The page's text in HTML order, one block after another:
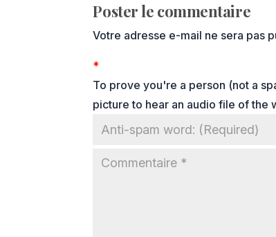
Poster le commentaire
Votre adresse e-mail ne sera pas
*
To prove you're a person (not a
picture to hear an audio file of the